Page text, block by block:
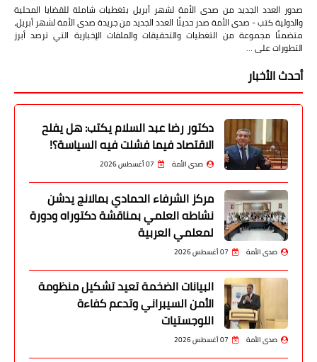
صدور العدد الجديد من صدى الأمة لشهر أبريل بتغطيات شاملة للقضايا المحلية
والدولية كتب - صدى الأمة صدر حديثًا العدد الجديد من جريدة صدى الأمة لشهر أبريل،
متضمنًا مجموعة من التغطيات والتحقيقات والملفات الإخبارية التي ترصد أبرز
التطورات على …
أحدث الأخبار
دكتور رضا عبد السلام يكتب: هل يفلح
الاقتصاد فيما فشلت فيه السياسة؟!
صدى الأمة 07 أغسطس 2026
مركز الشرفاء الحمادي بمالانج يدشن
نشاطه العلمي بمناقشة دكتوراه ودورة
لمعلمي العربية
صدى الأمة 07 أغسطس 2026
البيانات الضخمة تعيد تشكيل منظومة
الأمن السيبراني وتدعم كفاءة
اللوجستيات
صدى الأمة 07 أغسطس 2026